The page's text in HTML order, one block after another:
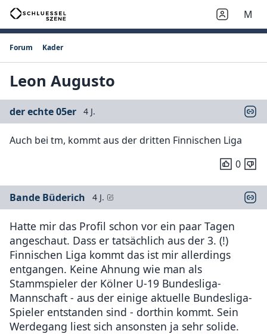
M
Forum Kader
Leon Augusto
der echte 05er 4 J.
Auch bei tm, kommt aus der dritten Finnischen Liga
0
Bande Büderich 4 J.
Hatte mir das Profil schon vor ein paar Tagen
angeschaut. Dass er tatsächlich aus der 3. (!)
Finnischen Liga kommt das ist mir allerdings
entgangen. Keine Ahnung wie man als
Stammspieler der Kölner U-19 Bundesliga-
Mannschaft - aus der einige aktuelle Bundesliga-
Spieler entstanden sind - dorthin kommt. Sein
Werdegang liest sich ansonsten ja sehr solide.